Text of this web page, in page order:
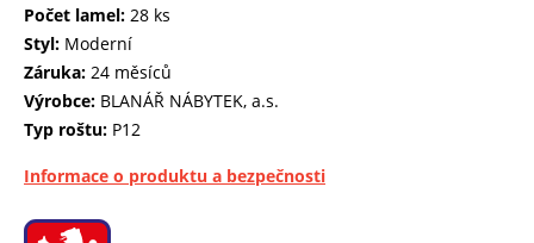
Počet lamel: 28 ks
Styl: Moderní
Záruka: 24 měsíců
Výrobce: BLANÁŘ NÁBYTEK, a.s.
Typ roštu: P12
Informace o produktu a bezpečnosti